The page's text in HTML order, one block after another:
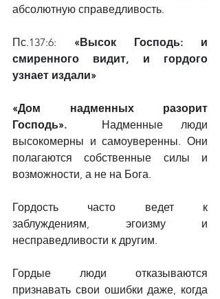
абсолютную справедливость.
Пс.137:6: «Высок Господь: и
смиренного видит, и гордого
узнает издали»
«Дом надменных разорит
Господь». Надменные люди
высокомерны и самоуверенны. Они
полагаются собственные силы и
возможности, а не на Бога.
Гордость часто ведет к
заблуждениям, эгоизму и
несправедливости к другим.
Гордые люди отказываются
признавать свои ошибки даже, когда